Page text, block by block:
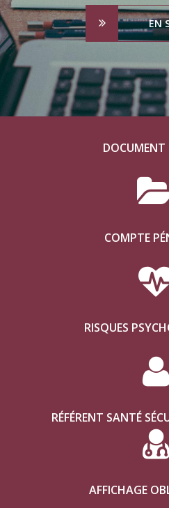
EN
DOCUMENT
COMPTE
RISQUES
RÉFÉRENT SANTÉ
AFFICHAGE